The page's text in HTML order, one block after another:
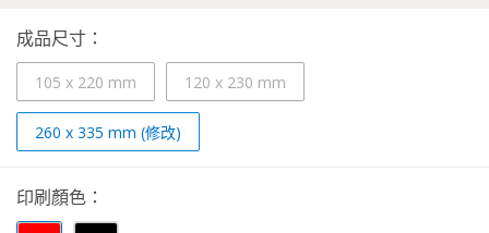
成品尺寸：
105 x 220 mm 120 x 230 mm
260 x 335 mm (修改)
印刷顏色：